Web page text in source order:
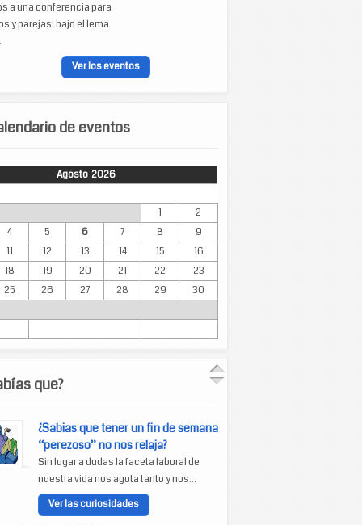
a una conferencia para
y parejas: bajo el lema
Ver los eventos
de eventos
Agosto 2026
1
2
4
5 6 7 8
9
11
12 13 14 15
16
18
19 20 21 22
23
25
26 27 28 29 30
que?
¿Sabias que tener un fin de semana
“perezoso” no nos relaja?
Sin lugar a dudas la faceta laboral de
nuestra vida nos agota tanto y nos...
Ver las curiosidades